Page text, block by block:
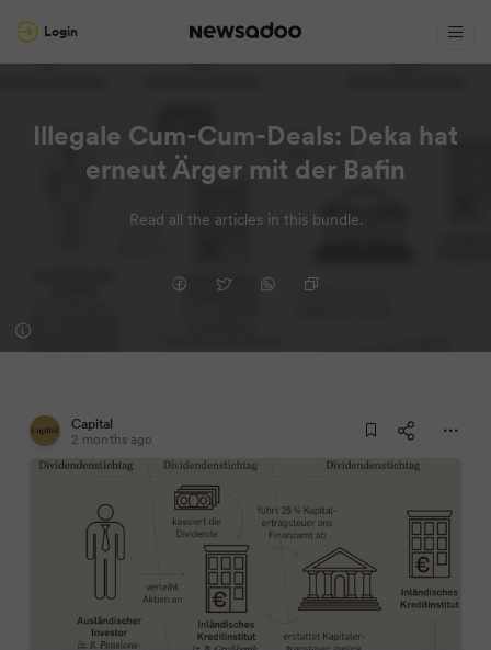
Login
Illegale Cum-Cum-Deals: Deka hat
erneut Ärger mit der Bafin
Read all the articles in this bundle.
Capital
2 months ago